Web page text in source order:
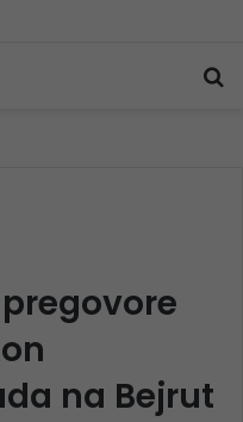
na Bejrut